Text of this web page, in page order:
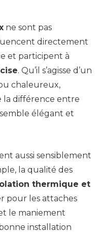
ne sont pas
directement
et participent à
. Qu’il s’agisse d’un
chaleureux,
la différence entre
élégant et
aussi sensiblement
la qualité des
thermique et
pour les attaches
le maniement
installation